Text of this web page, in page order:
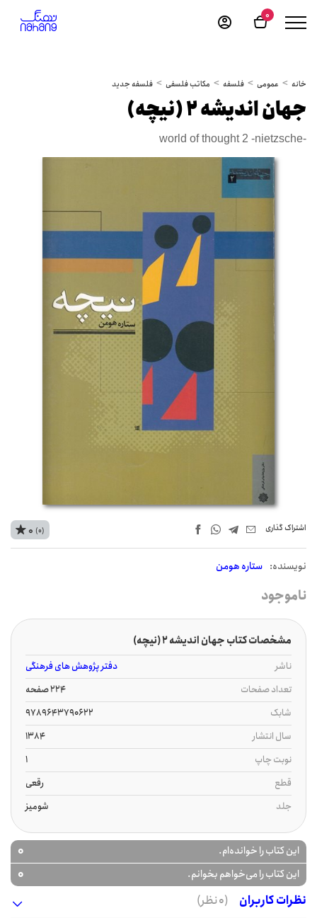
0
خانه عمومی فلسفه مکاتب فلسفی فلسفه جدید
جهان اندیشه 2 (نیچه)
world of thought 2 -nietzsche-
اشتراک‌ گذاری
نويسنده: ستاره هومن
0 (0)
ناموجود
مشخصات کتاب جهان اندیشه 2 (نیچه)
ناشر
دفتر پژوهش های فرهنگی
تعداد صفحات
224 صفحه
شابک
9789643790622
سال انتشار
1384
نوبت چاپ
1
قطع
رقعی
جلد
شومیز
این کتاب را خوانده‌ام. 0
این کتاب را می‌خواهم بخوانم.
0
نظرات کاربران
(0 نظر)